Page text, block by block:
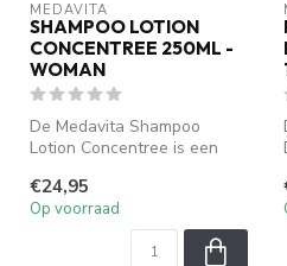
MEDAVITA
SHAMPOO LOTION
CONCENTREE 250ML -
WOMAN
De Medavita Shampoo
Lotion Concentree is een
speciaal is...
€24,95
Op voorraad